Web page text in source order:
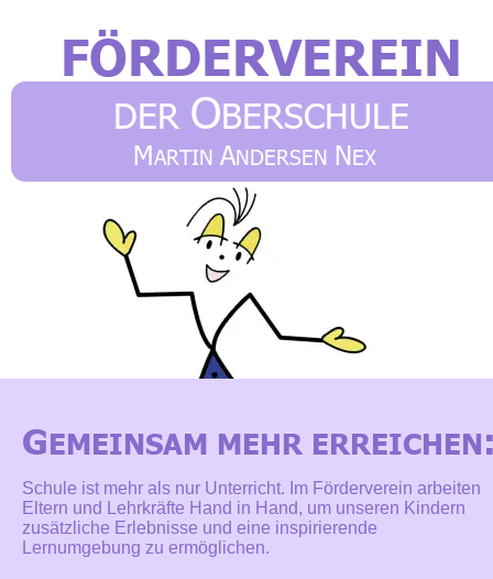
FÖRDERVEREIN
DER OBERSCHULE
“MARTIN ANDERSEN NEXÖ
GEMEINSAM MEHR ERREICHEN
Schule ist mehr als nur Unterricht. Im Förderverein arbeiten
Eltern und Lehrkräfte Hand in Hand, um unseren Kindern
zusätzliche Erlebnisse und eine inspirierende
Lernumgebung zu ermöglichen.